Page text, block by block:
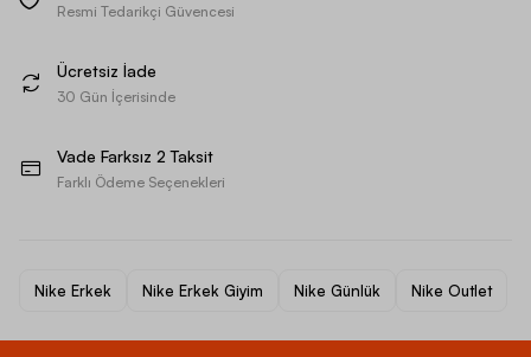
Resmi Tedarikçi Güvencesi
Ücretsiz İade
30 Gün İçerisinde
Vade Farksız 2 Taksit
Farklı Ödeme Seçenekleri
Nike Erkek Nike Erkek Giyim Nike Günlük Nike Outlet